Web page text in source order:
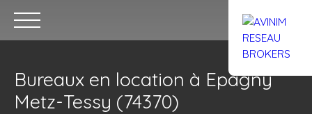
Bureaux en location à Epagny
Metz-Tessy (74370)